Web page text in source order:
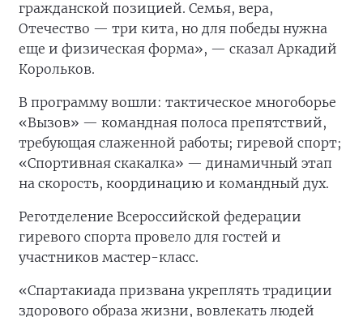
гражданской позицией. Семья, вера,
Отечество — три кита, но для победы нужна
еще и физическая форма», — сказал Аркадий
Корольков.
В программу вошли: тактическое многоборье
«Вызов» — командная полоса препятствий,
требующая слаженной работы; гиревой спорт;
«Спортивная скакалка» — динамичный этап
на скорость, координацию и командный дух.
Реготделение Всероссийской федерации
гиревого спорта провело для гостей и
участников мастер-класс.
«Спартакиада призвана укреплять традиции
здорового образа жизни, вовлекать людей